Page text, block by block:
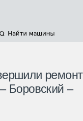
Найти машины
ремонт
Боровский –